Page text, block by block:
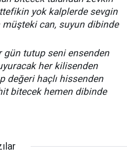
yok kalplerde sevgin
müşteki can, suyun dibinde
gün tutup seni ensenden
her kilisenden
değeri haçlı hissenden
bitecek hemen dibinde